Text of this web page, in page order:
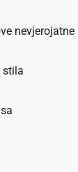
nevjerojatne
stila